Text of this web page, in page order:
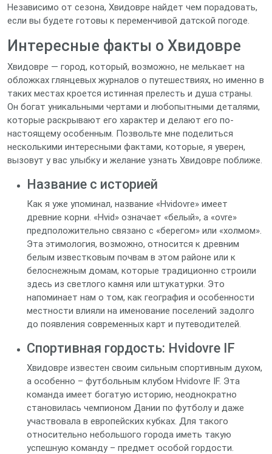
Независимо от сезона, Хвидовре найдет чем порадовать,
если вы будете готовы к переменчивой датской погоде.
Интересные факты о Хвидовре
Хвидовре — город, который, возможно, не мелькает на
обложках глянцевых журналов о путешествиях, но именно в
таких местах кроется истинная прелесть и душа страны.
Он богат уникальными чертами и любопытными деталями,
которые раскрывают его характер и делают его по-
настоящему особенным. Позвольте мне поделиться
несколькими интересными фактами, которые, я уверен,
вызовут у вас улыбку и желание узнать Хвидовре поближе.
Название с историей
Как я уже упоминал, название «Hvidovre» имеет
древние корни. «Hvid» означает «белый», а «ovre»
предположительно связано с «берегом» или «холмом».
Эта этимология, возможно, относится к древним
белым известковым почвам в этом районе или к
белоснежным домам, которые традиционно строили
здесь из светлого камня или штукатурки. Это
напоминает нам о том, как география и особенности
местности влияли на именование поселений задолго
до появления современных карт и путеводителей.
Спортивная гордость: Hvidovre IF
Хвидовре известен своим сильным спортивным духом,
а особенно – футбольным клубом Hvidovre IF. Эта
команда имеет богатую историю, неоднократно
становилась чемпионом Дании по футболу и даже
участвовала в европейских кубках. Для такого
относительно небольшого города иметь такую
успешную команду – предмет особой гордости.